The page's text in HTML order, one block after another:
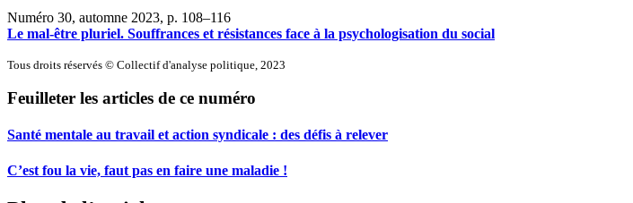
Numéro 30, automne 2023, p. 108–116
Le mal-être pluriel. Souffrances et résistances face à la psychologisation du social
Tous droits réservés © Collectif d'analyse politique, 2023
Feuilleter les articles de ce numéro
Santé mentale au travail et action syndicale : des défis à relever
C’est fou la vie, faut pas en faire une maladie !